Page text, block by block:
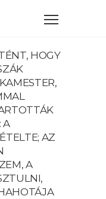
HOGY
A
AZ
A